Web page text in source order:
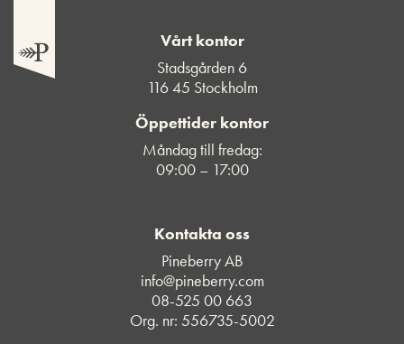
Vårt kontor
Stadsgården 6
116 45 Stockholm
Öppettider kontor
Måndag till fredag:
09:00 – 17:00
Kontakta oss
Pineberry AB
info@pineberry.com
08-525 00 663
Org. nr: 556735-5002